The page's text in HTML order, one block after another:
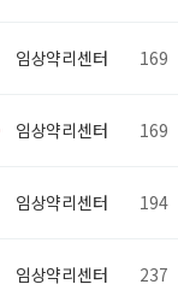
임상약리센터 169
임상약리센터 169
임상약리센터 194
임상약리센터 237